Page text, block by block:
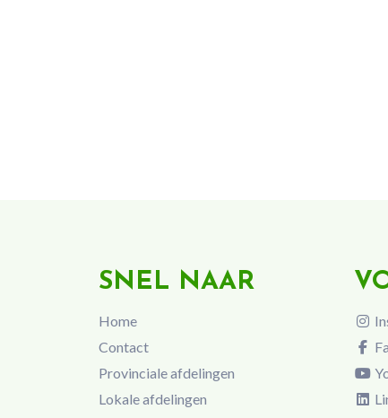
SNEL NAAR
Home
Contact
Provinciale afdelingen
Lokale afdelingen